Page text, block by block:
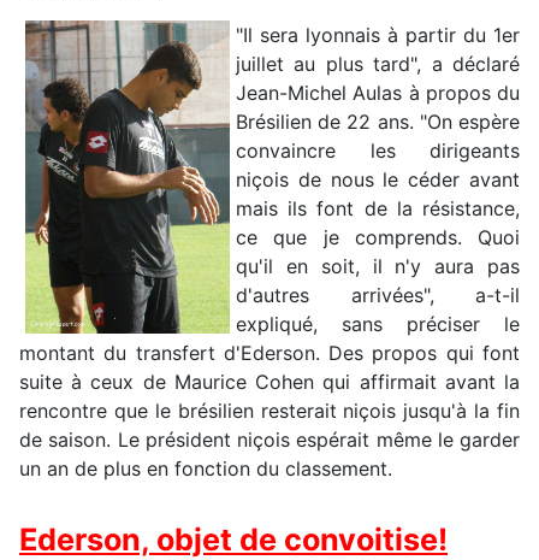
"Il sera lyonnais à partir du 1er
juillet au plus tard", a déclaré
Jean-Michel Aulas à propos du
Brésilien de 22 ans. "On espère
convaincre les dirigeants
niçois de nous le céder avant
mais ils font de la résistance,
ce que je comprends. Quoi
qu'il en soit, il n'y aura pas
d'autres arrivées", a-t-il
expliqué, sans préciser le
montant du transfert d'Ederson. Des propos qui font
suite à ceux de Maurice Cohen qui affirmait avant la
rencontre que le brésilien resterait niçois jusqu'à la fin
de saison. Le président niçois espérait même le garder
un an de plus en fonction du classement.
Ederson, objet de convoitise!